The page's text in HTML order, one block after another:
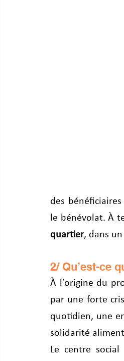
des
le bénévolat. À
quartier, dans
2/ Qu’est-ce
À l’origine du
par une forte
quotidien, une
solidarité
Le centre